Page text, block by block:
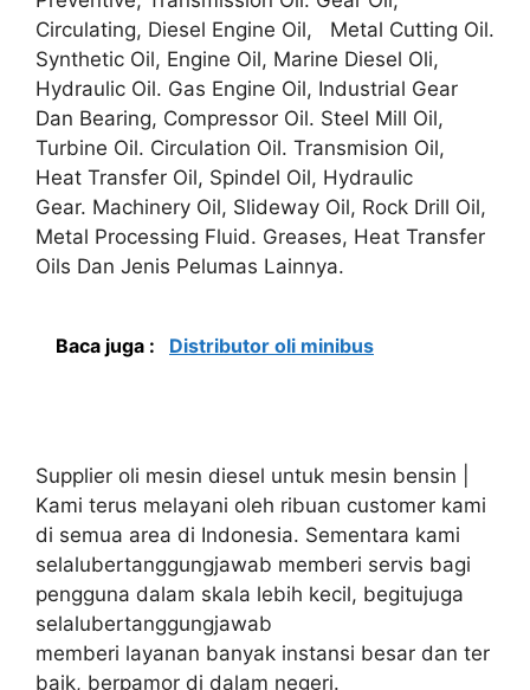
Circulating, Diesel Engine Oil, Metal Cutting Oil.
Synthetic Oil, Engine Oil, Marine Diesel Oli,
Hydraulic Oil. Gas Engine Oil, Industrial Gear
Dan Bearing, Compressor Oil. Steel Mill Oil,
Turbine Oil. Circulation Oil. Transmision Oil,
Heat Transfer Oil, Spindel Oil, Hydraulic
Gear. Machinery Oil, Slideway Oil, Rock Drill Oil,
Metal Processing Fluid. Greases, Heat Transfer
Oils Dan Jenis Pelumas Lainnya.
Baca juga : Distributor oli minibus
Supplier oli mesin diesel untuk mesin bensin |
Kami terus melayani oleh ribuan customer kami
di semua area di Indonesia. Sementara kami
selalubertanggungjawab memberi servis bagi
pengguna dalam skala lebih kecil, begitujuga
selalubertanggungjawab
memberi layanan banyak instansi besar dan ter
baik, berpamor di dalam negeri.